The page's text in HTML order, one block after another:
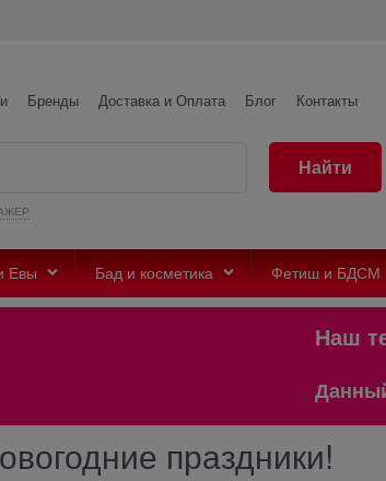
Бренды Доставка и Оплата Блог
Контакты
Найти
Евы Бад и косметика Фетиш и БДСМ
Наш
Данный
праздники!